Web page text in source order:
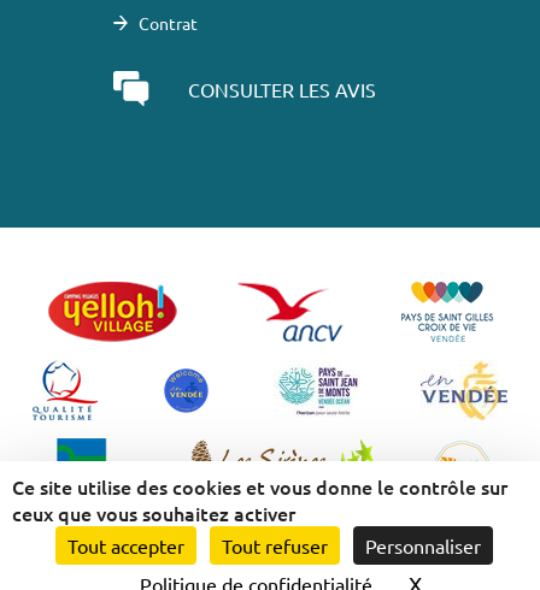
Ce site utilise des cookies et vous donne le contrôle sur
ceux que vous souhaitez activer
Tout accepter Tout refuser
Personnaliser
Politique de confidentialité
XMasquer le
Contrat
CONSULTER LES AVIS
Mentions légales-Politique de confidentialité- Plan du site-Nos flux RSS